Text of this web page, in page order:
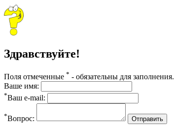
Здравствуйте!
Поля отмеченные * - обязательны для заполнения.
Ваше имя:
*Ваш e-mail:
*Вопрос: Отправить